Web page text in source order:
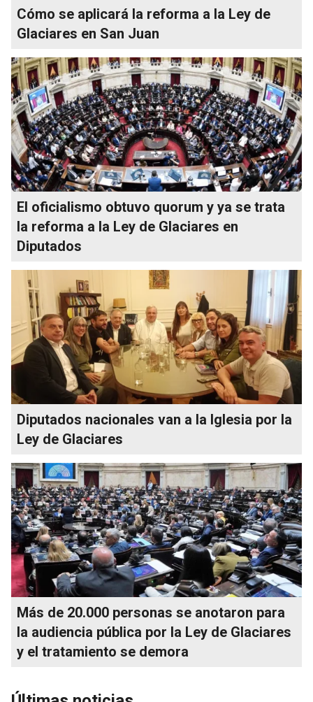
Cómo se aplicará la reforma a la Ley de
Glaciares en San Juan
El oficialismo obtuvo quorum y ya se trata
la reforma a la Ley de Glaciares en
Diputados
Diputados nacionales van a la Iglesia por la
Ley de Glaciares
Más de 20.000 personas se anotaron para
la audiencia pública por la Ley de Glaciares
y el tratamiento se demora